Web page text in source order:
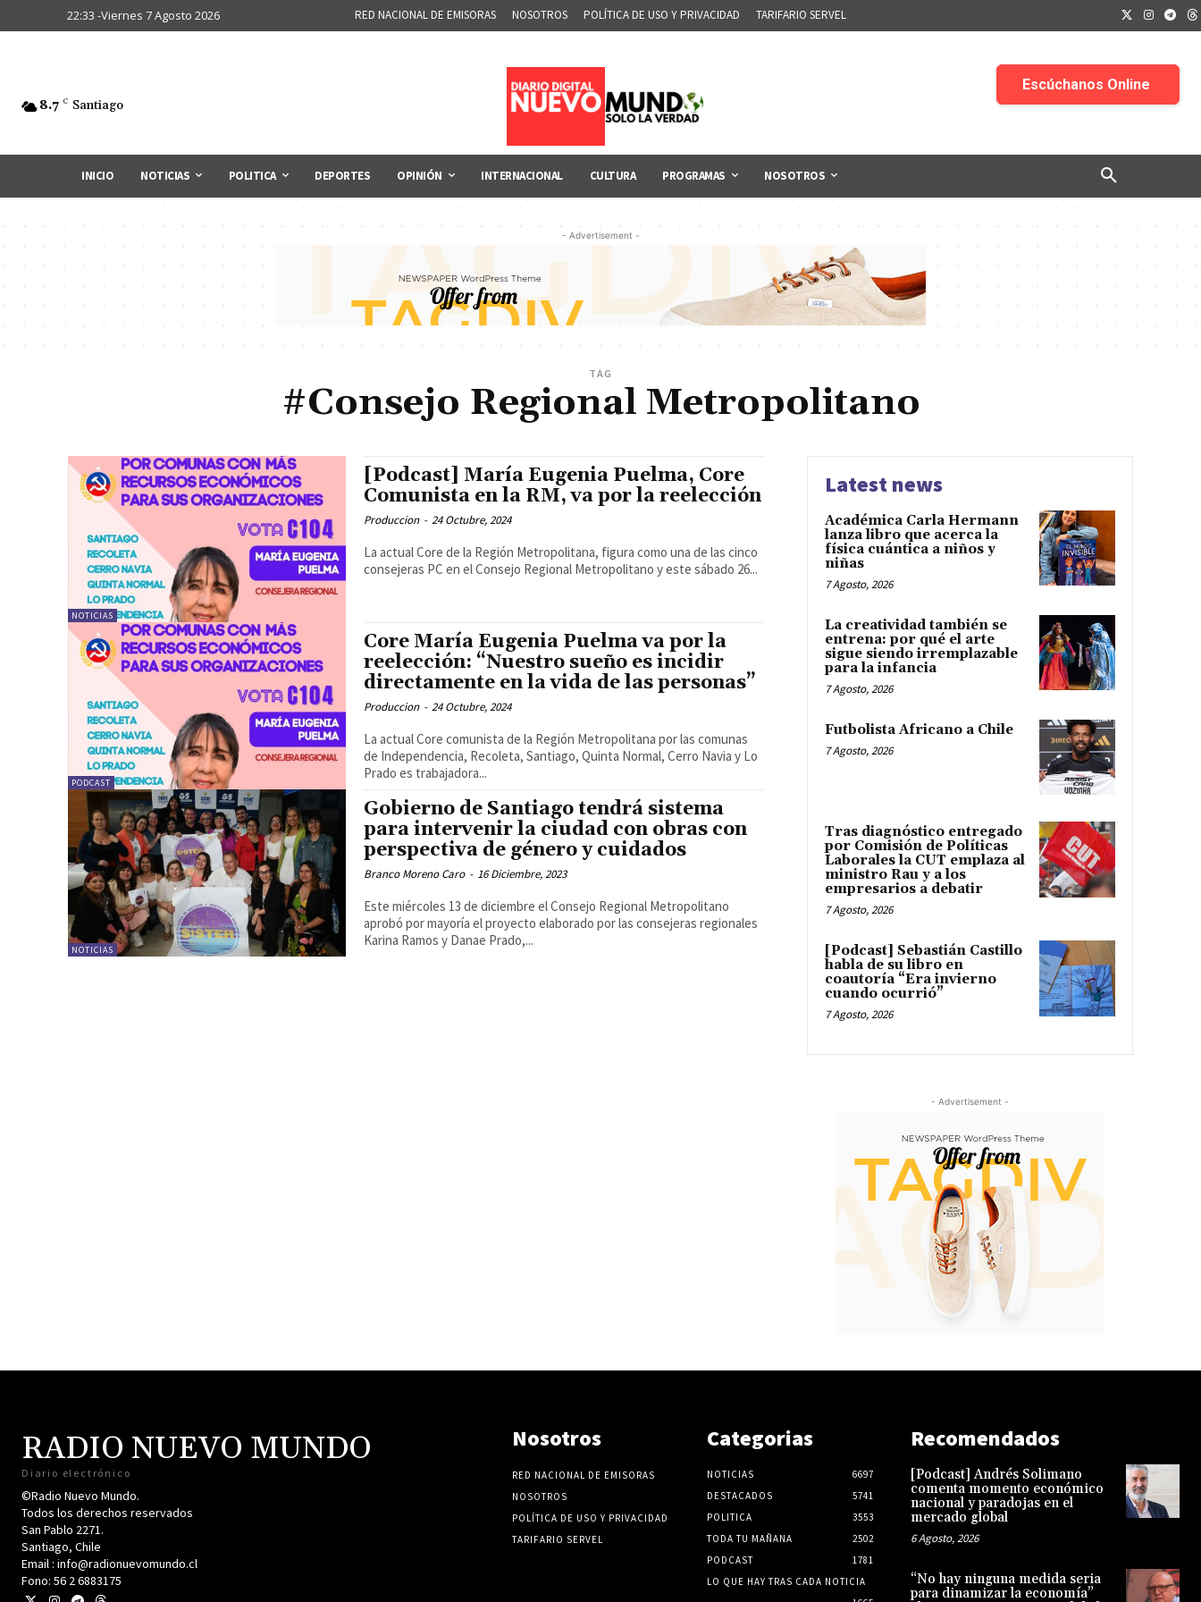
22:33 -Viernes 7 Agosto 2026 RED NACIONAL DE EMISORAS NOSOTROS POLÍTICA DE USO Y PRIVACIDAD TARIFARIO SERVEL
8.7 C Santiago
INICIO NOTICIAS POLITICA DEPORTES OPINIÓN INTERNACIONAL CULTURA PROGRAMAS NOSOTROS
- Advertisement -
TAG
#Consejo Regional Metropolitano
NOTICIAS
[Podcast] María Eugenia Puelma, Core
Comunista en la RM, va por la reelección
Produccion - 24 Octubre, 2024
La actual Core de la Región Metropolitana, figura como una de las cinco
consejeras PC en el Consejo Regional Metropolitano y este sábado 26...
PODCAST
Core María Eugenia Puelma va por la
reelección: “Nuestro sueño es incidir
directamente en la vida de las personas”
Produccion - 24 Octubre, 2024
La actual Core comunista de la Región Metropolitana por las comunas
de Independencia, Recoleta, Santiago, Quinta Normal, Cerro Navia y Lo
Prado es trabajadora...
NOTICIAS
Gobierno de Santiago tendrá sistema
para intervenir la ciudad con obras con
perspectiva de género y cuidados
Branco Moreno Caro - 16 Diciembre, 2023
Este miércoles 13 de diciembre el Consejo Regional Metropolitano
aprobó por mayoría el proyecto elaborado por las consejeras regionales
Karina Ramos y Danae Prado,...
Latest news
Académica Carla Hermann
lanza libro que acerca la
física cuántica a niños y
niñas
7 Agosto, 2026
La creatividad también se
entrena: por qué el arte
sigue siendo irremplazable
para la infancia
7 Agosto, 2026
Futbolista Africano a Chile
7 Agosto, 2026
Tras diagnóstico entregado
por Comisión de Políticas
Laborales la CUT emplaza al
ministro Rau y a los
empresarios a debatir
7 Agosto, 2026
[Podcast] Sebastián Castillo
habla de su libro en
coautoría “Era invierno
cuando ocurrió”
7 Agosto, 2026
- Advertisement -
RADIO NUEVO MUNDO
Diario electrónico
©Radio Nuevo Mundo.
Todos los derechos reservados
San Pablo 2271.
Santiago, Chile
Email : info@radionuevomundo.cl
Fono: 56 2 6883175
Nosotros
RED NACIONAL DE EMISORAS
NOSOTROS
POLÍTICA DE USO Y PRIVACIDAD
TARIFARIO SERVEL
Categorias
NOTICIAS
6697
DESTACADOS
5741
POLITICA
3553
TODA TU MAÑANA
2502
PODCAST
1781
LO QUE HAY TRAS CADA NOTICIA
Recomendados
[Podcast] Andrés Solimano
comenta momento económico
nacional y paradojas en el
mercado global
6 Agosto, 2026
“No hay ninguna medida seria
para dinamizar la economía”